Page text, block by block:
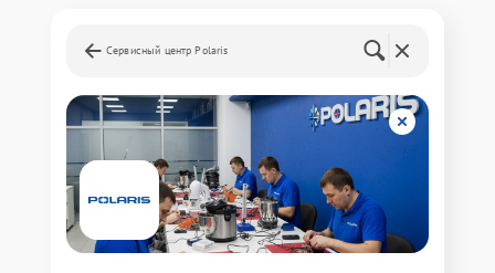
Сервисный центр Polaris